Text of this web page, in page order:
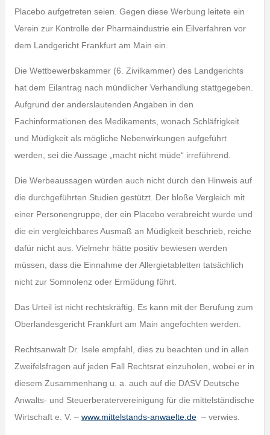
Placebo aufgetreten seien. Gegen diese Werbung leitete ein
Verein zur Kontrolle der Pharmaindustrie ein Eilverfahren vor
dem Landgericht Frankfurt am Main ein.
Die Wettbewerbskammer (6. Zivilkammer) des Landgerichts
hat dem Eilantrag nach mündlicher Verhandlung stattgegeben.
Aufgrund der anderslautenden Angaben in den
Fachinformationen des Medikaments, wonach Schläfrigkeit
und Müdigkeit als mögliche Nebenwirkungen aufgeführt
werden, sei die Aussage „macht nicht müde“ irreführend.
Die Werbeaussagen würden auch nicht durch den Hinweis auf
die durchgeführten Studien gestützt. Der bloße Vergleich mit
einer Personengruppe, der ein Placebo verabreicht wurde und
die ein vergleichbares Ausmaß an Müdigkeit beschrieb, reiche
dafür nicht aus. Vielmehr hätte positiv bewiesen werden
müssen, dass die Einnahme der Allergietabletten tatsächlich
nicht zur Somnolenz oder Ermüdung führt.
Das Urteil ist nicht rechtskräftig. Es kann mit der Berufung zum
Oberlandesgericht Frankfurt am Main angefochten werden.
Rechtsanwalt Dr. Isele empfahl, dies zu beachten und in allen
Zweifelsfragen auf jeden Fall Rechtsrat einzuholen, wobei er in
diesem Zusammenhang u. a. auch auf die DASV Deutsche
Anwalts- und Steuerberatervereinigung für die mittelständische
Wirtschaft e. V. – www.mittelstands-anwaelte.de– verwies.